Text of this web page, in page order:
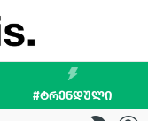
#ᲢᲠᲔᲜᲓᲣᲚᲘ